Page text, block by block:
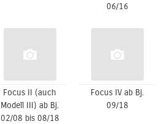
06/16
Focus II (auch
Modell III) ab Bj.
02/08 bis 08/18
Focus IV ab Bj.
09/18